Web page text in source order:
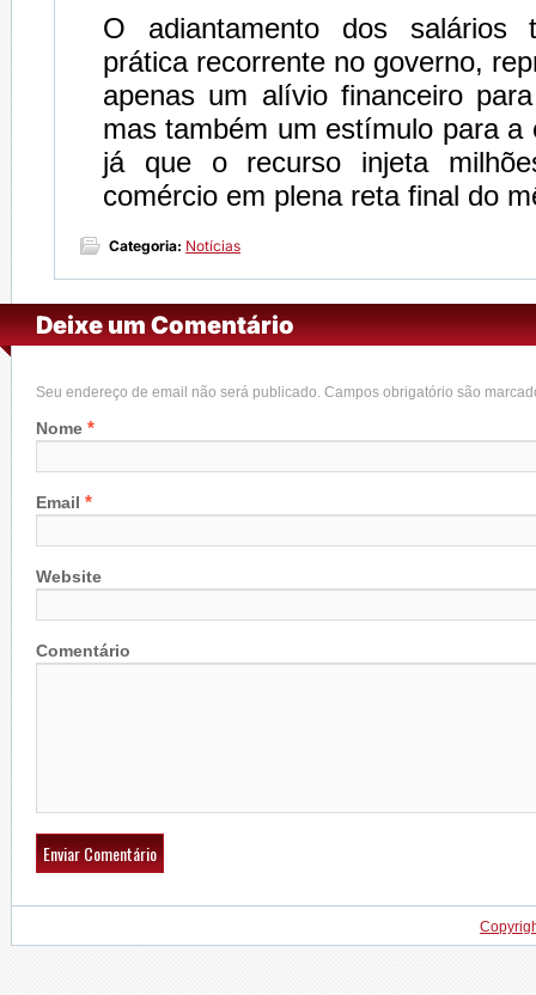
O adiantamento dos salários
prática recorrente no governo,
apenas um alívio financeiro
mas também um estímulo para a
já que o recurso injeta
comércio em plena reta final do
Categoria: Notícias
Deixe um Comentário
Seu endereço de email não será publicado. Campos obrigatório são
Nome *
Email *
Website
Comentário